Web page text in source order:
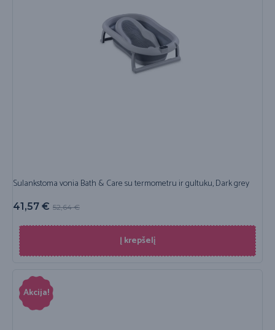
Sulankstoma vonia Bath & Care su termometru ir gultuku, Dark grey
52,64€
41,57 €
Į krepšelį
Akcija!